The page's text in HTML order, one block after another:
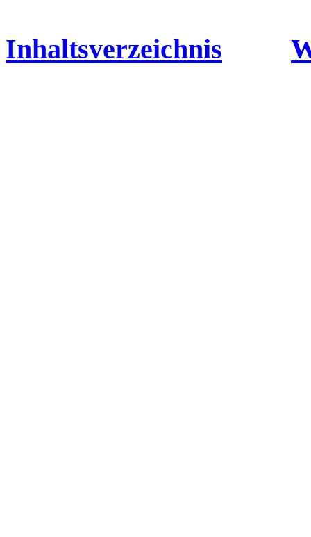
Inhaltsverzeichnis